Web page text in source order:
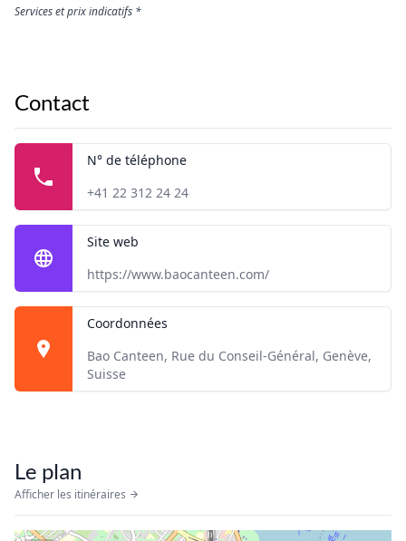
Services et prix indicatifs *
Contact
N° de téléphone
+41 22 312 24 24
Site web
https://www.baocanteen.com/
Coordonnées
Bao Canteen, Rue du Conseil-Général, Genève,
Suisse
Le plan
Afficher les itinéraires